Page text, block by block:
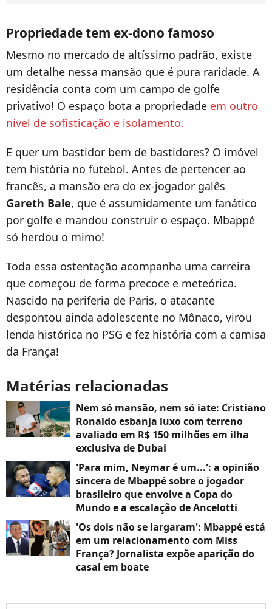
Propriedade tem ex-dono famoso
Mesmo no mercado de altíssimo padrão, existe
um detalhe nessa mansão que é pura raridade. A
residência conta com um campo de golfe
privativo! O espaço bota a propriedade em outro
nível de sofisticação e isolamento.
E quer um bastidor bem de bastidores? O imóvel
tem história no futebol. Antes de pertencer ao
francês, a mansão era do ex-jogador galês
Gareth Bale, que é assumidamente um fanático
por golfe e mandou construir o espaço. Mbappé
só herdou o mimo!
Toda essa ostentação acompanha uma carreira
que começou de forma precoce e meteórica.
Nascido na periferia de Paris, o atacante
despontou ainda adolescente no Mônaco, virou
lenda histórica no PSG e fez história com a camisa
da França!
Matérias relacionadas
Nem só mansão, nem só iate: Cristiano
Ronaldo esbanja luxo com terreno
avaliado em R$ 150 milhões em ilha
exclusiva de Dubai
'Para mim, Neymar é um...': a opinião
sincera de Mbappé sobre o jogador
brasileiro que envolve a Copa do
Mundo e a escalação de Ancelotti
'Os dois não se largaram': Mbappé está
em um relacionamento com Miss
França? Jornalista expõe aparição do
casal em boate